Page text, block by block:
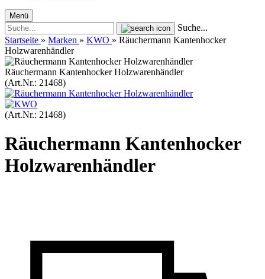
Menü
Suche...
Startseite » Marken » KWO » Räuchermann Kantenhocker
Holzwarenhändler
Räuchermann Kantenhocker Holzwarenhändler
(Art.Nr.: 21468)
(Art.Nr.: 21468)
Räuchermann Kantenhocker
Holzwarenhändler